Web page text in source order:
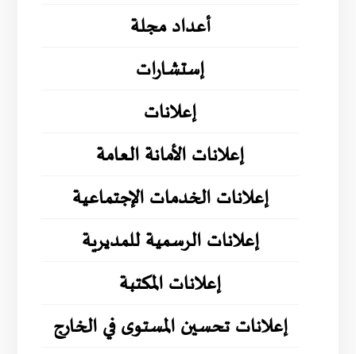
أعداد مجلة
إستشارات
إعلانات
إعلانات الأمانة العامة
إعلانات الخدمات الإجتماعية
إعلانات الرسمية للمديرية
إعلانات المكتبة
إعلانات تحسين المستوى في الخارج